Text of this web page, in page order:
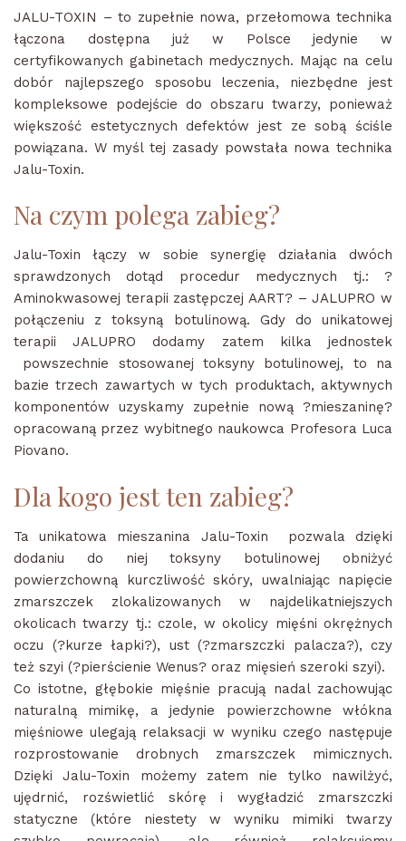
JALU-TOXIN – to zupełnie nowa, przełomowa technika
łączona dostępna już w Polsce jedynie w
certyfikowanych gabinetach medycznych. Mając na celu
dobór najlepszego sposobu leczenia, niezbędne jest
kompleksowe podejście do obszaru twarzy, ponieważ
większość estetycznych defektów jest ze sobą ściśle
powiązana. W myśl tej zasady powstała nowa technika
Jalu-Toxin.
Na czym polega zabieg?
Jalu-Toxin łączy w sobie synergię działania dwóch
sprawdzonych dotąd procedur medycznych tj.: ?
Aminokwasowej terapii zastępczej AART? – JALUPRO w
połączeniu z toksyną botulinową. Gdy do unikatowej
terapii JALUPRO dodamy zatem kilka jednostek
powszechnie stosowanej toksyny botulinowej, to na
bazie trzech zawartych w tych produktach, aktywnych
komponentów uzyskamy zupełnie nową ?mieszaninę?
opracowaną przez wybitnego naukowca Profesora Luca
Piovano.
Dla kogo jest ten zabieg?
Ta unikatowa mieszanina Jalu-Toxin pozwala dzięki
dodaniu do niej toksyny botulinowej obniżyć
powierzchowną kurczliwość skóry, uwalniając napięcie
zmarszczek zlokalizowanych w najdelikatniejszych
okolicach twarzy tj.: czole, w okolicy mięśni okrężnych
oczu (?kurze łapki?), ust (?zmarszczki palacza?), czy
też szyi (?pierścienie Wenus? oraz mięsień szeroki szyi).
Co istotne, głębokie mięśnie pracują nadal zachowując
naturalną mimikę, a jedynie powierzchowne włókna
mięśniowe ulegają relaksacji w wyniku czego następuje
rozprostowanie drobnych zmarszczek mimicznych.
Dzięki Jalu-Toxin możemy zatem nie tylko nawilżyć,
ujędrnić, rozświetlić skórę i wygładzić zmarszczki
statyczne (które niestety w wyniku mimiki twarzy